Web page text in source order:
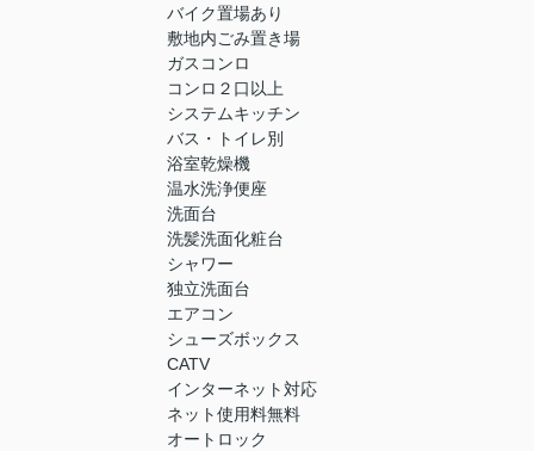
バイク置場あり
敷地内ごみ置き場
ガスコンロ
コンロ２口以上
システムキッチン
バス・トイレ別
浴室乾燥機
温水洗浄便座
洗面台
洗髪洗面化粧台
シャワー
独立洗面台
エアコン
シューズボックス
CATV
インターネット対応
ネット使用料無料
オートロック